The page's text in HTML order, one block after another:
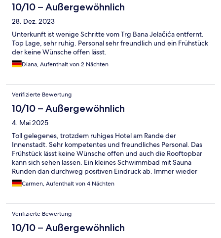
10/10 – Außergewöhnlich
28. Dez. 2023
Unterkunft ist wenige Schritte vom Trg Bana Jelačića entfernt.
Top Lage, sehr ruhig. Personal sehr freundlich und ein Frühstück
der keine Wünsche offen lässt.
Diana, Aufenthalt von 2 Nächten
Verifizierte Bewertung
10/10 – Außergewöhnlich
4. Mai 2025
Toll gelegenes, trotzdem ruhiges Hotel am Rande der
Innenstadt. Sehr kompetentes und freundliches Personal. Das
Frühstück lässt keine Wünsche offen und auch die Rooftopbar
kann sich sehen lassen. Ein kleines Schwimmbad mit Sauna
Runden dan durchweg positiven Eindruck ab. Immer wieder
gerne!Carmen, Aufenthalt von 4 Nächten
Verifizierte Bewertung
10/10 – Außergewöhnlich